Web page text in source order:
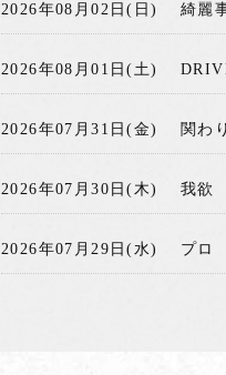
2026年08月02日(日) 綺麗
2026年08月01日(土)
2026年07月31日(金) 関わり
2026年07月30日(木) 我欲
2026年07月29日(水) プロ